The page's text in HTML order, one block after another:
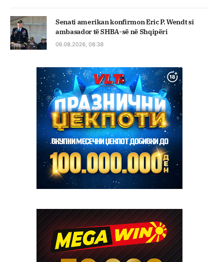
Senati amerikan konfirmon Eric P. Wendt si
ambasador të SHBA-së në Shqipëri
06.08.2026, 08:38